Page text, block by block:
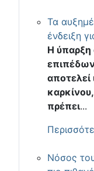
Τα
ένδειξη
Η
αποτελεί
πρέπει...
Νόσος